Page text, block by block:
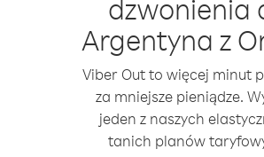
dzwonienia
Argentyna z
Viber Out to więcej minut
za mniejsze pieniądze.
jeden z naszych
tanich planów